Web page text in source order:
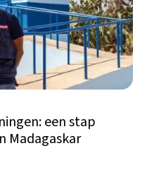
een stap
Madagaskar